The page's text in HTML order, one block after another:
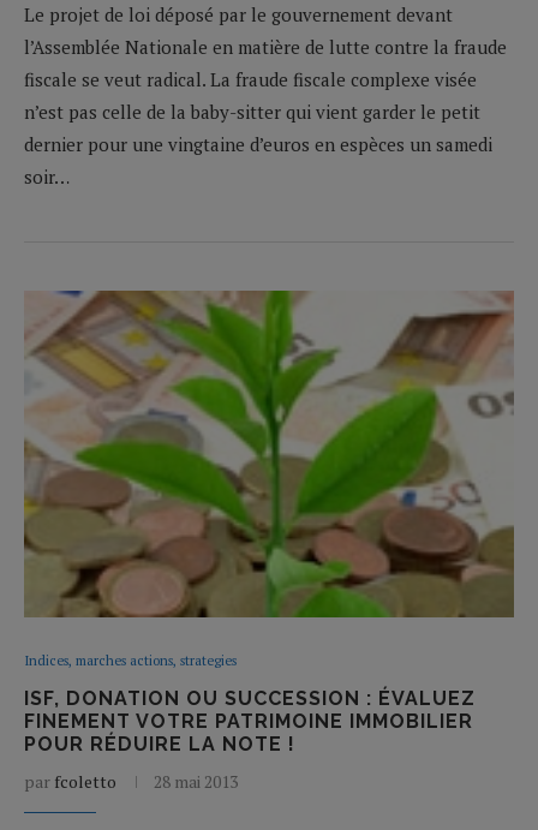
Le projet de loi déposé par le gouvernement devant
l’Assemblée Nationale en matière de lutte contre la fraude
fiscale se veut radical. La fraude fiscale complexe visée
n’est pas celle de la baby-sitter qui vient garder le petit
dernier pour une vingtaine d’euros en espèces un samedi
soir…
Indices, marches actions, strategies
ISF, DONATION OU SUCCESSION : ÉVALUEZ
FINEMENT VOTRE PATRIMOINE IMMOBILIER
POUR RÉDUIRE LA NOTE !
par fcoletto 28 mai 2013